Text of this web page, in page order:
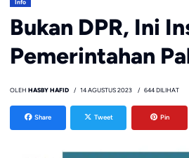
Info
Bukan DPR, Ini
Pemerintahan
OLEH HASBY HAFID 14 AGUSTUS 2023 644 DILIHAT
Share Tweet Pin